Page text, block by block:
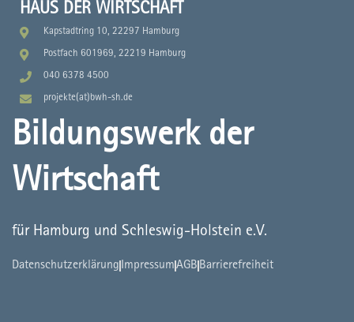
Bildungswerk der
Wirtschaft
für Hamburg und Schleswig-Holstein e.V.
Datenschutzerklärung ImpressumAGB Barrierefreiheit
HAUS DER WIRTSCHAFT
Kapstadtring 10, 22297 Hamburg
Postfach 601969, 22219 Hamburg
040 6378 4500
projekte(at)bwh-sh.de